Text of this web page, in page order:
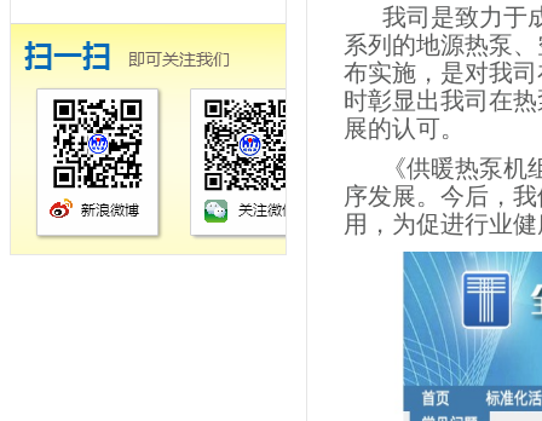
我司是致力于
系列的地源热泵
布实施，是对我
时彰显出我司在
展的认可。
《供暖热泵
序发展。今后，
用，为促进行业